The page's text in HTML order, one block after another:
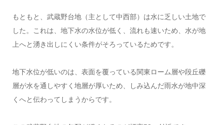
もともと、武蔵野台地（主として中西部）は水に乏しい土地で
した。これは、地下水の水位が低く、流れも速いため、水が地
上へと湧き出しにくい条件がそろっているためです。
地下水位が低いのは、表面を覆っている関東ローム層や段丘礫
層が水を通しやすく地層が厚いため、しみ込んだ雨水が地中深
くへと伝わってしまうからです。